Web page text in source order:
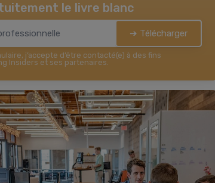
le livre blanc
➔ Télécharger
j’accepte d’être contacté(e) à des fins
Insiders et ses partenaires.